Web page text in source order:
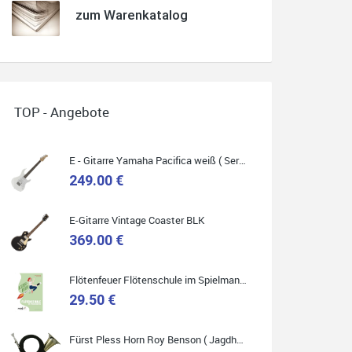
Helene Balluff
Das Musikhaus Stöppel ist super!
Ich habe eine Westerngitarre gekauft.
Die Qualität und das Preis-Leistungsverhältnis
ausgezeichnet und ich empfehle es jedem der
sich ein Musikinstrument zulegen möchte.
zum Warenkatalog
TOP - Angebote
E - Gitarre Yamaha Pacifica weiß ( Service Preis inkl. Werkstatt Service )
249.00 €
E-Gitarre Vintage Coaster BLK
369.00 €
29.50 €